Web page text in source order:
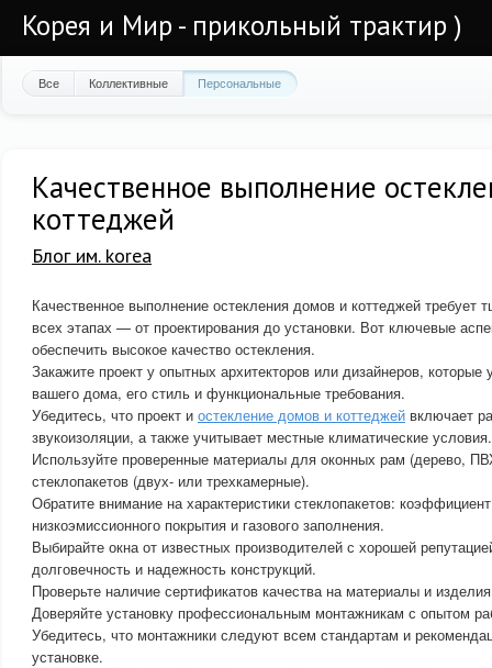
Корея и Мир - прикольный трактир )
Все Коллективные Персональные
Качественное выполнение
коттеджей
Блог им. korea
Качественное выполнение остекления домов и коттеджей требует
всех этапах — от проектирования до установки. Вот ключевые
обеспечить высокое качество остекления.
Закажите проект у опытных архитекторов или дизайнеров, которые
вашего дома, его стиль и функциональные требования.
Убедитесь, что проект и остекление домов и коттеджей включает
звукоизоляции, а также учитывает местные климатические условия.
Используйте проверенные материалы для оконных рам (дерево,
стеклопакетов (двух- или трехкамерные).
Обратите внимание на характеристики стеклопакетов:
низкоэмиссионного покрытия и газового заполнения.
Выбирайте окна от известных производителей с хорошей
долговечность и надежность конструкций.
Проверьте наличие сертификатов качества на материалы и
Доверяйте установку профессиональным монтажникам с опытом
Убедитесь, что монтажники следуют всем стандартам и
установке.